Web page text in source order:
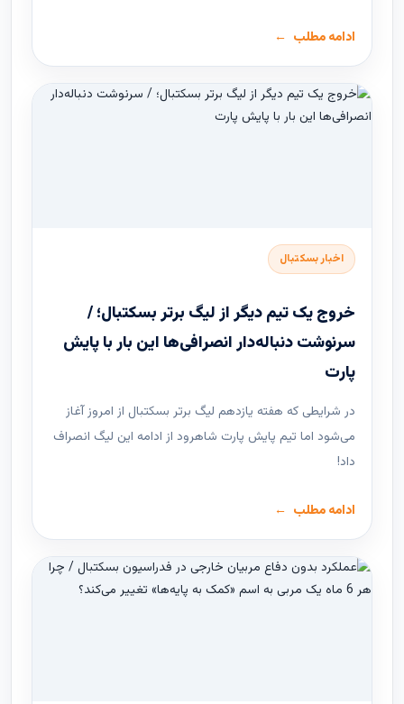
ادامه مطلب
اخبار بسکتبال
خروج یک تیم دیگر از لیگ برتر بسکتبال؛ /
سرنوشت دنباله‌دار انصرافی‌ها این بار با پایش
پارت
در شرایطی که هفته یازدهم لیگ ‌برتر بسکتبال از امروز آغاز
می‌شود اما تیم پایش پارت شاهرود از ادامه این لیگ انصراف
داد!
ادامه مطلب